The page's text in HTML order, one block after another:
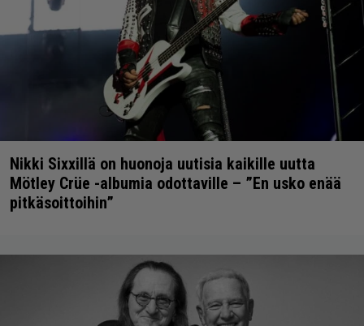
Nikki Sixxillä on huonoja uutisia kaikille uutta
Mötley Crüe -albumia odottaville – ”En usko enää
pitkäsoittoihin”